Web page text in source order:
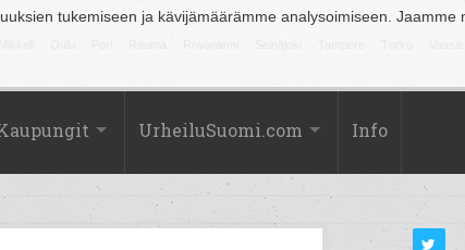
tukemiseen ja kävijämäärämme analysoimiseen. Jaamme
UrheiluSuomi.com Info